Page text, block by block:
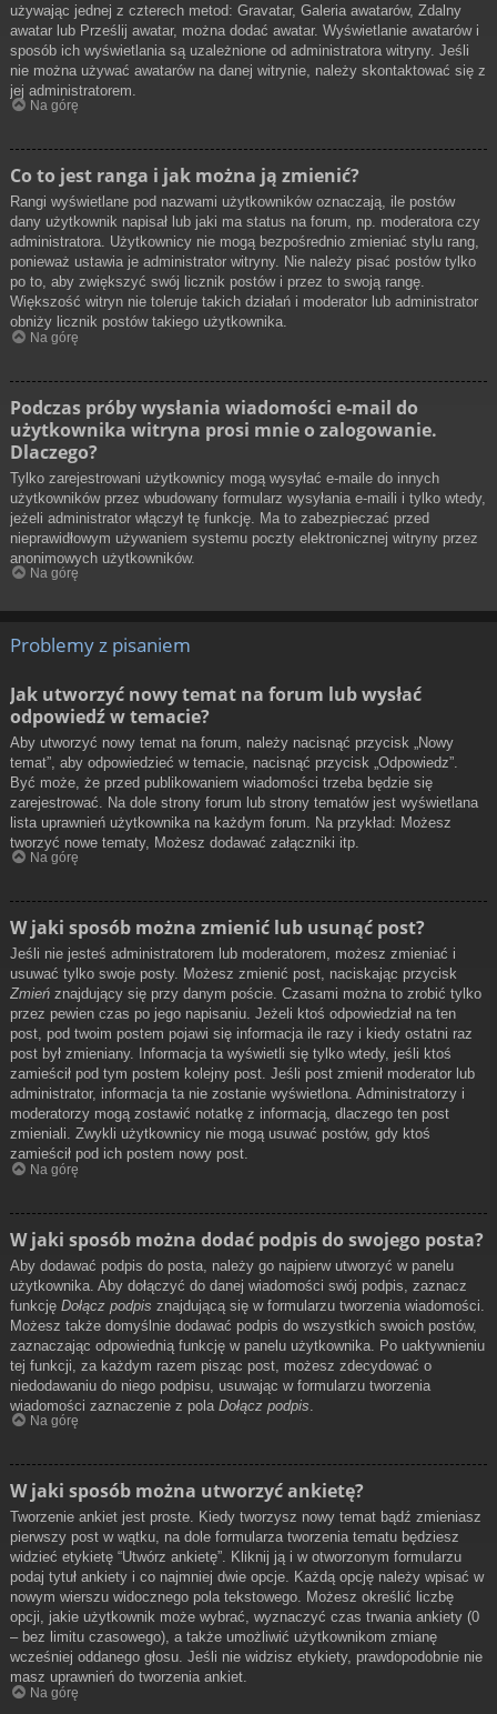
używając jednej z czterech metod: Gravatar, Galeria awatarów, Zdalny
awatar lub Prześlij awatar, można dodać awatar. Wyświetlanie awatarów i
sposób ich wyświetlania są uzależnione od administratora witryny. Jeśli
nie można używać awatarów na danej witrynie, należy skontaktować się z
jej administratorem.
Na górę
Co to jest ranga i jak można ją zmienić?
Rangi wyświetlane pod nazwami użytkowników oznaczają, ile postów
dany użytkownik napisał lub jaki ma status na forum, np. moderatora czy
administratora. Użytkownicy nie mogą bezpośrednio zmieniać stylu rang,
ponieważ ustawia je administrator witryny. Nie należy pisać postów tylko
po to, aby zwiększyć swój licznik postów i przez to swoją rangę.
Większość witryn nie toleruje takich działań i moderator lub administrator
obniży licznik postów takiego użytkownika.
Na górę
Podczas próby wysłania wiadomości e-mail do
użytkownika witryna prosi mnie o zalogowanie.
Dlaczego?
Tylko zarejestrowani użytkownicy mogą wysyłać e-maile do innych
użytkowników przez wbudowany formularz wysyłania e-maili i tylko wtedy,
jeżeli administrator włączył tę funkcję. Ma to zabezpieczać przed
nieprawidłowym używaniem systemu poczty elektronicznej witryny przez
anonimowych użytkowników.
Na górę
Problemy z pisaniem
Jak utworzyć nowy temat na forum lub wysłać
odpowiedź w temacie?
Aby utworzyć nowy temat na forum, należy nacisnąć przycisk „Nowy
temat”, aby odpowiedzieć w temacie, nacisnąć przycisk „Odpowiedz”.
Być może, że przed publikowaniem wiadomości trzeba będzie się
zarejestrować. Na dole strony forum lub strony tematów jest wyświetlana
lista uprawnień użytkownika na każdym forum. Na przykład: Możesz
tworzyć nowe tematy, Możesz dodawać załączniki itp.
Na górę
W jaki sposób można zmienić lub usunąć post?
Jeśli nie jesteś administratorem lub moderatorem, możesz zmieniać i
usuwać tylko swoje posty. Możesz zmienić post, naciskając przycisk
Zmień znajdujący się przy danym poście. Czasami można to zrobić tylko
przez pewien czas po jego napisaniu. Jeżeli ktoś odpowiedział na ten
post, pod twoim postem pojawi się informacja ile razy i kiedy ostatni raz
post był zmieniany. Informacja ta wyświetli się tylko wtedy, jeśli ktoś
zamieścił pod tym postem kolejny post. Jeśli post zmienił moderator lub
administrator, informacja ta nie zostanie wyświetlona. Administratorzy i
moderatorzy mogą zostawić notatkę z informacją, dlaczego ten post
zmieniali. Zwykli użytkownicy nie mogą usuwać postów, gdy ktoś
zamieścił pod ich postem nowy post.
Na górę
W jaki sposób można dodać podpis do swojego posta?
Aby dodawać podpis do posta, należy go najpierw utworzyć w panelu
użytkownika. Aby dołączyć do danej wiadomości swój podpis, zaznacz
funkcję Dołącz podpis znajdującą się w formularzu tworzenia wiadomości.
Możesz także domyślnie dodawać podpis do wszystkich swoich postów,
zaznaczając odpowiednią funkcję w panelu użytkownika. Po uaktywnieniu
tej funkcji, za każdym razem pisząc post, możesz zdecydować o
niedodawaniu do niego podpisu, usuwając w formularzu tworzenia
wiadomości zaznaczenie z pola Dołącz podpis
Na górę
W jaki sposób można utworzyć ankietę?
Tworzenie ankiet jest proste. Kiedy tworzysz nowy temat bądź zmieniasz
pierwszy post w wątku, na dole formularza tworzenia tematu będziesz
widzieć etykietę “Utwórz ankietę”. Kliknij ją i w otworzonym formularzu
podaj tytuł ankiety i co najmniej dwie opcje. Każdą opcję należy wpisać w
nowym wierszu widocznego pola tekstowego. Możesz określić liczbę
opcji, jakie użytkownik może wybrać, wyznaczyć czas trwania ankiety (0
– bez limitu czasowego), a także umożliwić użytkownikom zmianę
wcześniej oddanego głosu. Jeśli nie widzisz etykiety, prawdopodobnie nie
masz uprawnień do tworzenia ankiet.
Na górę